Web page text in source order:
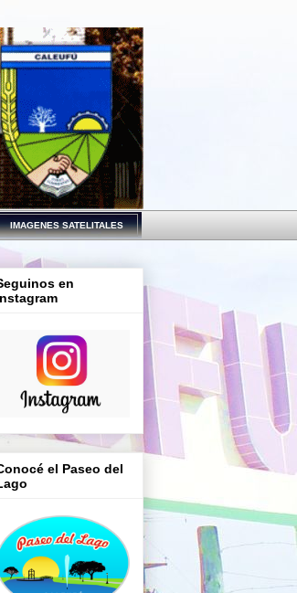
IMAGENES SATELITALES
en
el Paseo del